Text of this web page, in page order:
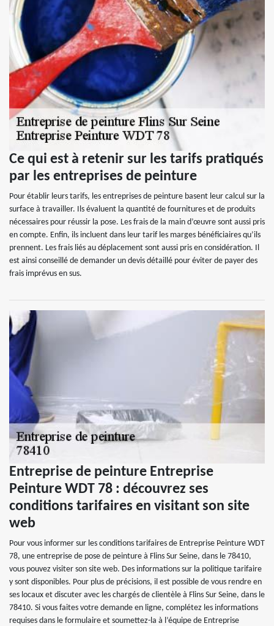
Ce qui est à retenir sur les tarifs pratiqués
par les entreprises de peinture
Pour établir leurs tarifs, les entreprises de peinture basent leur calcul sur la
surface à travailler. Ils évaluent la quantité de fournitures et de produits
nécessaires pour réussir la pose. Les frais de la main d’œuvre sont aussi pris
en compte. Enfin, ils incluent dans leur tarif les marges bénéficiaires qu’ils
prennent. Les frais liés au déplacement sont aussi pris en considération. Il
est ainsi conseillé de demander un devis détaillé pour éviter de payer des
frais imprévus en sus.
Entreprise de peinture Entreprise
Peinture WDT 78 : découvrez ses
conditions tarifaires en visitant son site
web
Pour vous informer sur les conditions tarifaires de Entreprise Peinture WDT
78, une entreprise de pose de peinture à Flins Sur Seine, dans le 78410,
vous pouvez visiter son site web. Des informations sur la politique tarifaire
y sont disponibles. Pour plus de précisions, il est possible de vous rendre en
ses locaux et discuter avec les chargés de clientèle à Flins Sur Seine, dans le
78410. Si vous faites votre demande en ligne, complétez les informations
requises dans le formulaire et soumettez-la à l’équipe de Entreprise